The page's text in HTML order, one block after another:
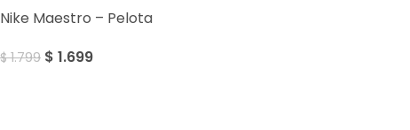
Nike Maestro – Pelota
$1.799 $ 1.699